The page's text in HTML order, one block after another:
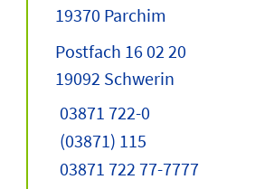
19370 Parchim
Postfach 16 02 20
19092 Schwerin
03871 722-0
(03871) 115
03871 722 77-7777